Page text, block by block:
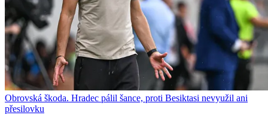
Obrovská škoda. Hradec pálil šance, proti Besiktasi nevyužil ani
přesilovku